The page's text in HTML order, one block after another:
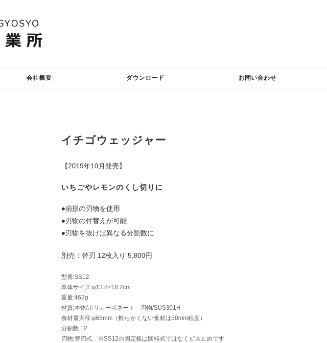
会社概要 ダウンロード お問い合わせ
イチゴウェッジャー
【2019年10月発売】
いちごやレモンのくし切りに
●扇形の刃物を使用
●刃物の付替えが可能
●刃物を抜けば異なる分割数に
別売：替刃 12枚入り 5,800円
型番:SS12
本体サイズ:φ13.8×18.2cm
重量:462g
材質:本体/ポリカーボネート 刃物/SUS301H
食材最大径:φ65mm（軟らかくない食材は50mm程度）
分割数:12
刃物:替刃式 ※SS12の固定板は回転式ではなくビス止めです